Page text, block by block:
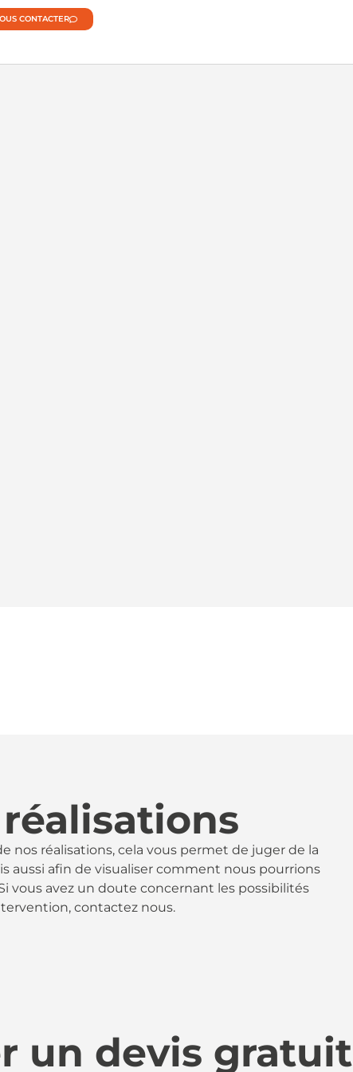
CONTACTER
nos réalisations, cela vous permet de juger de la
aussi afin de visualiser comment nous pourrions
vous avez un doute concernant les possibilités
contactez nous.
un devis gratuit